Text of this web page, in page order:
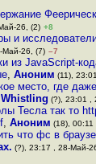
26, (2) +8
и
Май-26, (7) –7
из JavaScript-
, Аноним (11),
место, где
(?), 23:01 ,
Тесла так то
, Аноним (18),
что фс в
(?), 23:17 , 28-Май-